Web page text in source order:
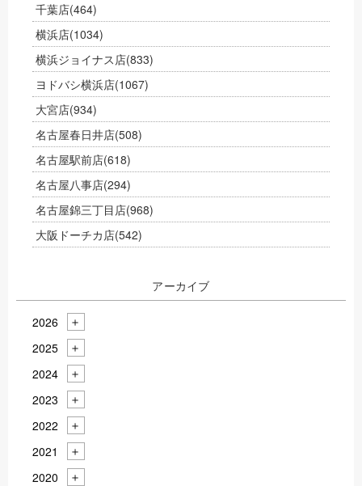
千葉店(464)
横浜店(1034)
横浜ジョイナス店(833)
ヨドバシ横浜店(1067)
大宮店(934)
名古屋春日井店(508)
名古屋駅前店(618)
名古屋八事店(294)
名古屋錦三丁目店(968)
大阪ドーチカ店(542)
アーカイブ
2026
2025
2024
2023
2022
2021
2020